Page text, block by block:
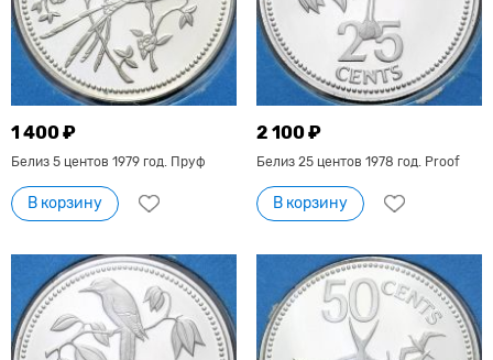
1 400 ₽
Белиз 5 центов 1979 год. Пруф
В корзину
2 100 ₽
Белиз 25 центов 1978 год. Proof
В корзину